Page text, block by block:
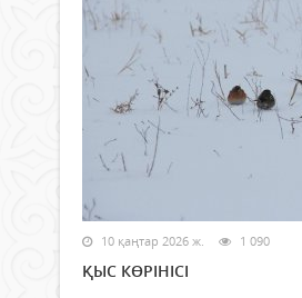
10 қаңтар 2026 ж. 1 090
ҚЫС КӨРІНІСІ